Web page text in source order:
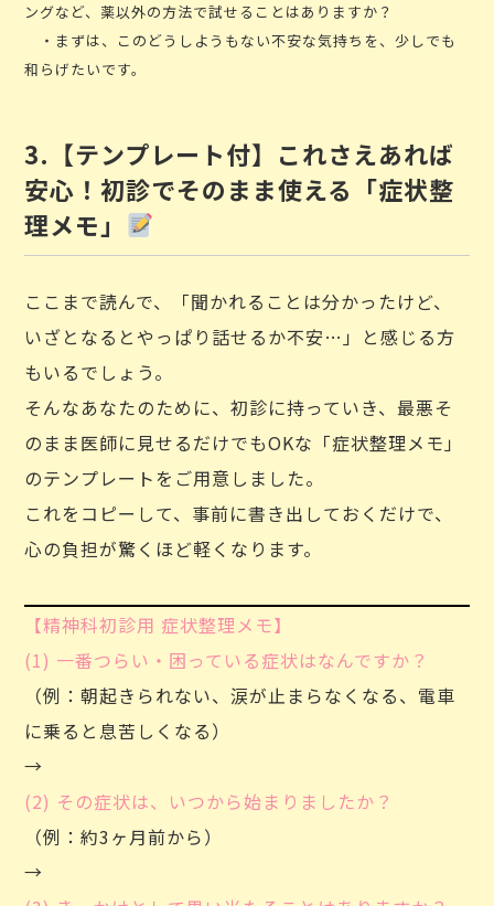
ングなど、薬以外の方法で試せることはありますか？
・まずは、このどうしようもない不安な気持ちを、少しでも
和らげたいです。
3.【テンプレート付】これさえあれば
安心！初診でそのまま使える「症状整
理メモ」
ここまで読んで、「聞かれることは分かったけど、
いざとなるとやっぱり話せるか不安…」と感じる方
もいるでしょう。
そんなあなたのために、初診に持っていき、最悪そ
のまま医師に見せるだけでもOKな「症状整理メモ」
のテンプレートをご用意しました。
これをコピーして、事前に書き出しておくだけで、
心の負担が驚くほど軽くなります。
【精神科初診用 症状整理メモ】
(1) 一番つらい・困っている症状はなんですか？
（例：朝起きられない、涙が止まらなくなる、電車
に乗ると息苦しくなる）
→
(2) その症状は、いつから始まりましたか？
（例：約3ヶ月前から）
→